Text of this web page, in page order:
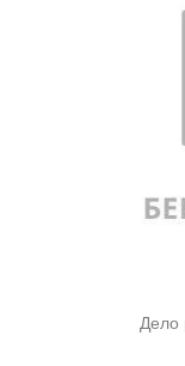
Дело